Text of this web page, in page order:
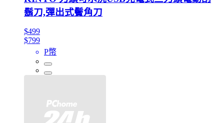
鬍刀,彈出式鬢角刀
$499
$799
P幣